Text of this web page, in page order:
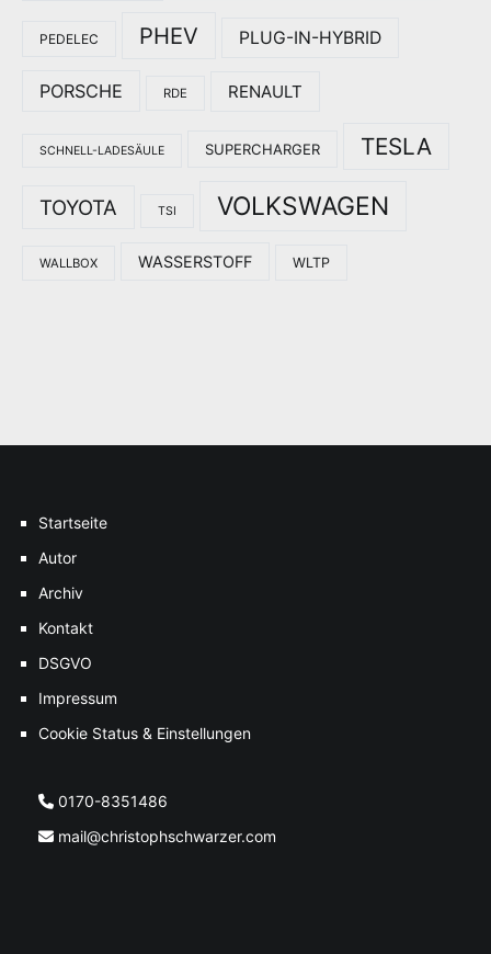
PEDELEC PHEV PLUG-IN-HYBRID
PORSCHE RDE RENAULT
SCHNELL-LADESÄULE SUPERCHARGER TESLA
TOYOTA TSI VOLKSWAGEN
WALLBOX WASSERSTOFF WLTP
Startseite
Autor
Archiv
Kontakt
DSGVO
Impressum
Cookie Status & Einstellungen
0170-8351486
mail@christophschwarzer.com